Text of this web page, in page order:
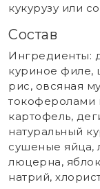
кукурузу или
Состав
Ингредиенты:
куриное филе,
рис, овсяная
токоферолами
картофель,
натуральный
сушеные яйца,
люцерна,
натрий,